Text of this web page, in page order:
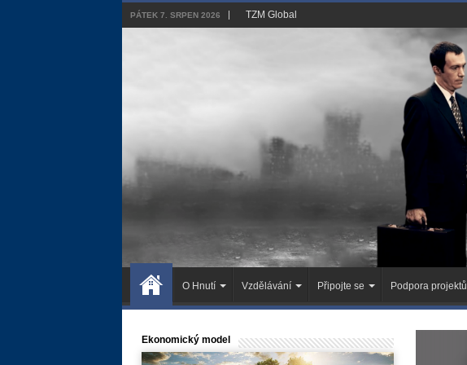
PÁTEK 7. SRPEN 2026 TZM Global
O Hnutí Vzdělávání Připojte se Podpora projektů
Ekonomický model